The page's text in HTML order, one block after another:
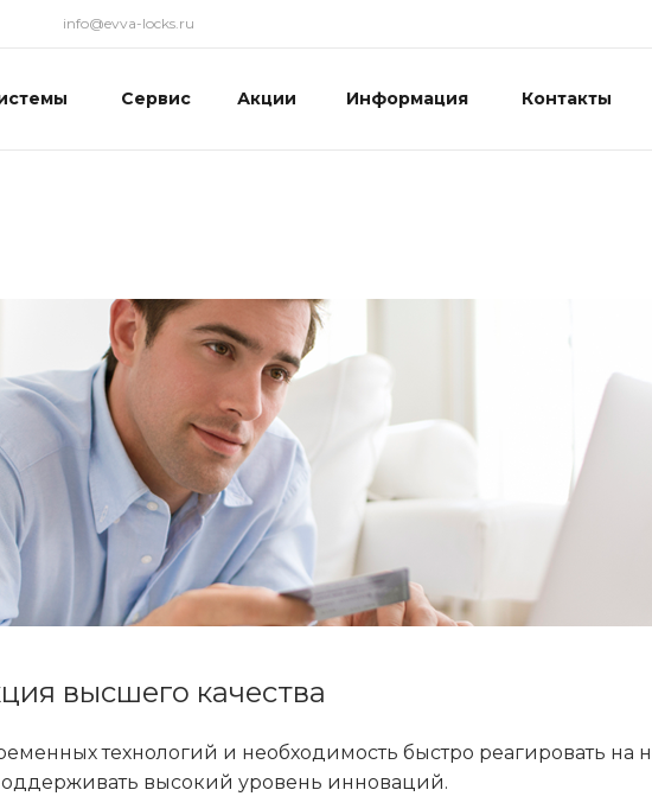
info@evva-locks.ru
Сервис Акции Информация Контакты
высшего качества
технологий и необходимость быстро реагировать на
высокий уровень инноваций.